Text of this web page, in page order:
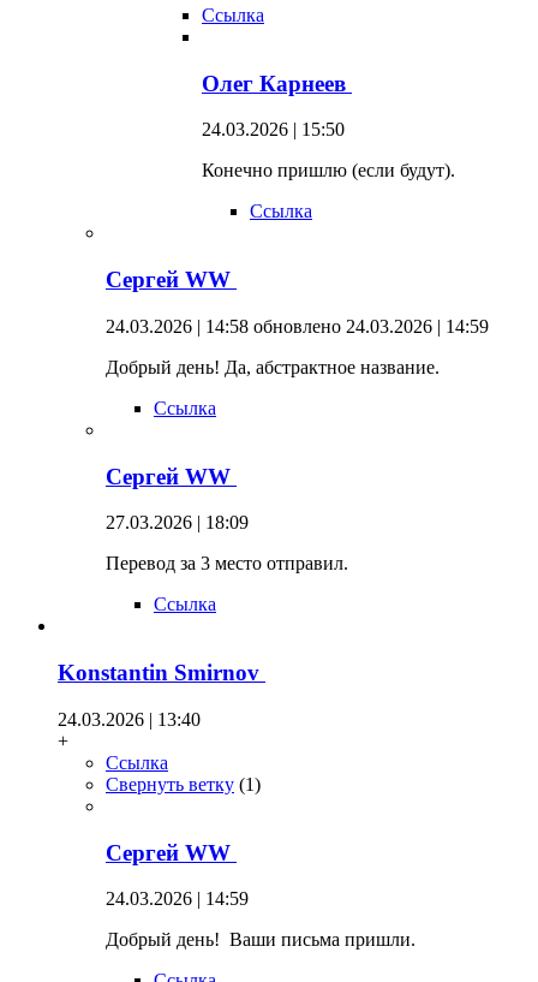
Ссылка
Олег Карнеев
24.03.2026 | 15:50
Конечно пришлю (если будут).
Ссылка
Сергей WW
24.03.2026 | 14:58 обновлено 24.03.2026 | 14:59
Добрый день! Да, абстрактное название.
Ссылка
Сергей WW
27.03.2026 | 18:09
Перевод за 3 место отправил.
Ссылка
Konstantin Smirnov
24.03.2026 | 13:40
+
Ссылка
Свернуть ветку (1)
Сергей WW
24.03.2026 | 14:59
Добрый день! Ваши письма пришли.